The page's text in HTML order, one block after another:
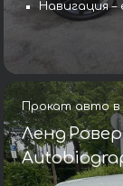
Навигация –
Прокат авто
Ленд Ровер